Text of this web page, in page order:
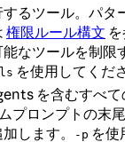
るツール。パタ
権限ルール構文 を
なツールを制限
を使用してくだ
を含むすべて
プロンプトの末尾
します。
-p を使